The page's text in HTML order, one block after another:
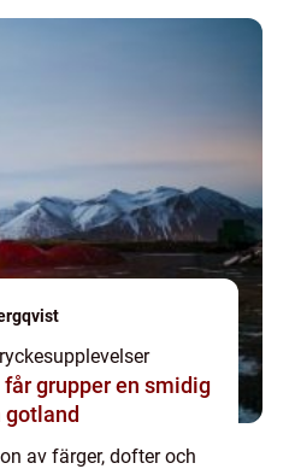
gotland
av färger, dofter och